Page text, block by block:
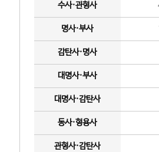
수사·관형사
명사·부사
감탄사·명사
대명사·부사
대명사·감탄사
동사·형용사
관형사·감탄사